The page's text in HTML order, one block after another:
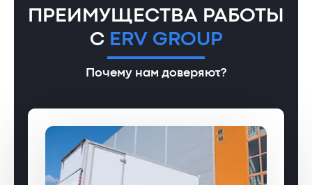
ПРЕИМУЩЕСТВА РАБОТЫ
С ERV GROUP
Почему нам доверяют?